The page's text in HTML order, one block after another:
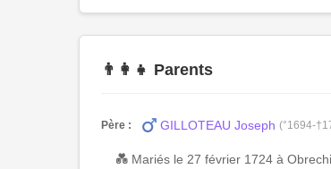
👨‍👩‍👧 Parents
Père : GILLOTEAU Joseph (°1694-
💑 Mariés le 27 février 1724 à